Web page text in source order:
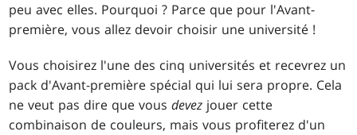
peu avec elles. Pourquoi ? Parce que pour l'Avant-
première, vous allez devoir choisir une université !
Vous choisirez l'une des cinq universités et recevrez un
pack d'Avant-première spécial qui lui sera propre. Cela
ne veut pas dire que vousdevez jouer cette
combinaison de couleurs, mais vous profiterez d'un